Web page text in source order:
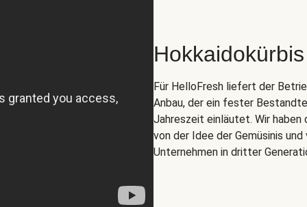
Für HelloFresh liefert der
Anbau, der ein fester
Jahreszeit einläutet. Wir
von der Idee der Gemüsinis
Unternehmen in dritter